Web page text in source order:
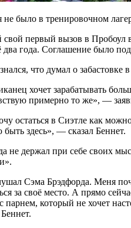
было в тренировочном
свой первый вызов в Пробоул
два года. Соглашение было
что думал о забастовке
хочет зарабатывать
примерно то же», —
остаться в Сиэтле как
здесь», — сказал Беннет.
не держал при себе своих
Сэма Брэдфорда. Меня
за своё место. А прямо
парнем, который не хочет